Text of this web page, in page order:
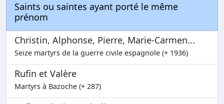
Saints ou saintes ayant porté le même
prénom
Christin, Alphonse, Pierre, Marie-Carmen...
Seize martyrs de la guerre civile espagnole (+ 1936)
Rufin et Valère
Martyrs à Bazoche (+ 287)